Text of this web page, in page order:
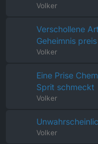
Volker
Verschollene
Geheimnis preis
Volker
Eine Prise
Sprit schmeckt
Volker
Volker